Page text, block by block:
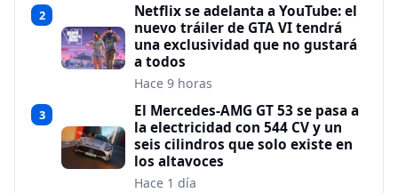
2
Netflix se adelanta a YouTube: el
nuevo tráiler de GTA VI tendrá
una exclusividad que no gustará
a todos
Hace 9 horas
3
El Mercedes-AMG GT 53 se pasa a
la electricidad con 544 CV y un
seis cilindros que solo existe en
los altavoces
Hace 1 día